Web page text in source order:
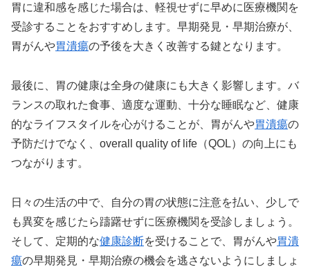
胃に違和感を感じた場合は、軽視せずに早めに医療機関を
受診することをおすすめします。早期発見・早期治療が、
胃がんや胃潰瘍の予後を大きく改善する鍵となります。
最後に、胃の健康は全身の健康にも大きく影響します。バ
ランスの取れた食事、適度な運動、十分な睡眠など、健康
的なライフスタイルを心がけることが、胃がんや胃潰瘍の
予防だけでなく、overall quality of life（QOL）の向上にも
つながります。
日々の生活の中で、自分の胃の状態に注意を払い、少しで
も異変を感じたら躊躇せずに医療機関を受診しましょう。
そして、定期的な健康診断を受けることで、胃がんや胃潰
瘍の早期発見・早期治療の機会を逃さないようにしましょ